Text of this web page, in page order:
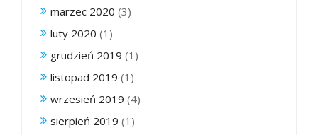
marzec 2020 (3)
luty 2020 (1)
grudzień 2019 (1)
listopad 2019 (1)
wrzesień 2019 (4)
sierpień 2019 (1)